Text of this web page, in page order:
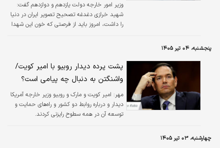
خود را در راهبرد خارجی ایران دارد. مشروح کامل
گفت‌وگو را می‌توانید امروز در سایت اقتصاد نیوز
بخوانید و ویدئوی…
وزیر امور خارجه دولت یازدهم و دوازدهم گفت:
شهید خرازی دغدغه تصحیح تصویر ایران در دنیا
را داشت، امروز باید از فرصتی که خون این شهدا
خرازی با اشاره به آخرین خاطره با وی یادآور شد:
دو هفته مانده به جنگ خدمت شهید خرازی
رفتم؛ یادداشت‌هایی را که زمان حضور در نمایندگی
نیویورک برای مذاکرات خصوصی نوشته بودم به
من داد و گفت اینها چیست که نوشتی؟ خودم هم
نمی‌توانستم خط خودم را بخوانم…
پنجشنبه، ۰۴ تیر ۱۴۰۵
پشت پرده دیدار روبیو با امیر کویت/
واشنگتن به دنبال چه پیامی است؟
مهر: امیر کویت و مارک و روبیو وزیر خارجه آمریکا
دیدار و درباره روابط دو کشور و راه‌های حمایت و
توسعه آن در همه سطوح رایزنی کردند.
چهارشنبه، ۰۳ تیر ۱۴۰۵